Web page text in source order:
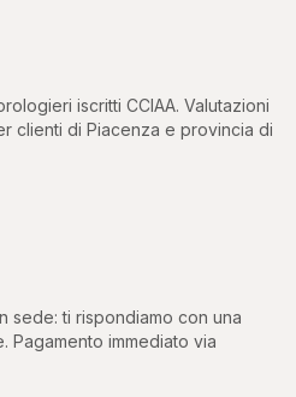
iscritti CCIAA. Valutazioni
clienti di Piacenza e provincia di
ti rispondiamo con una
Pagamento immediato via